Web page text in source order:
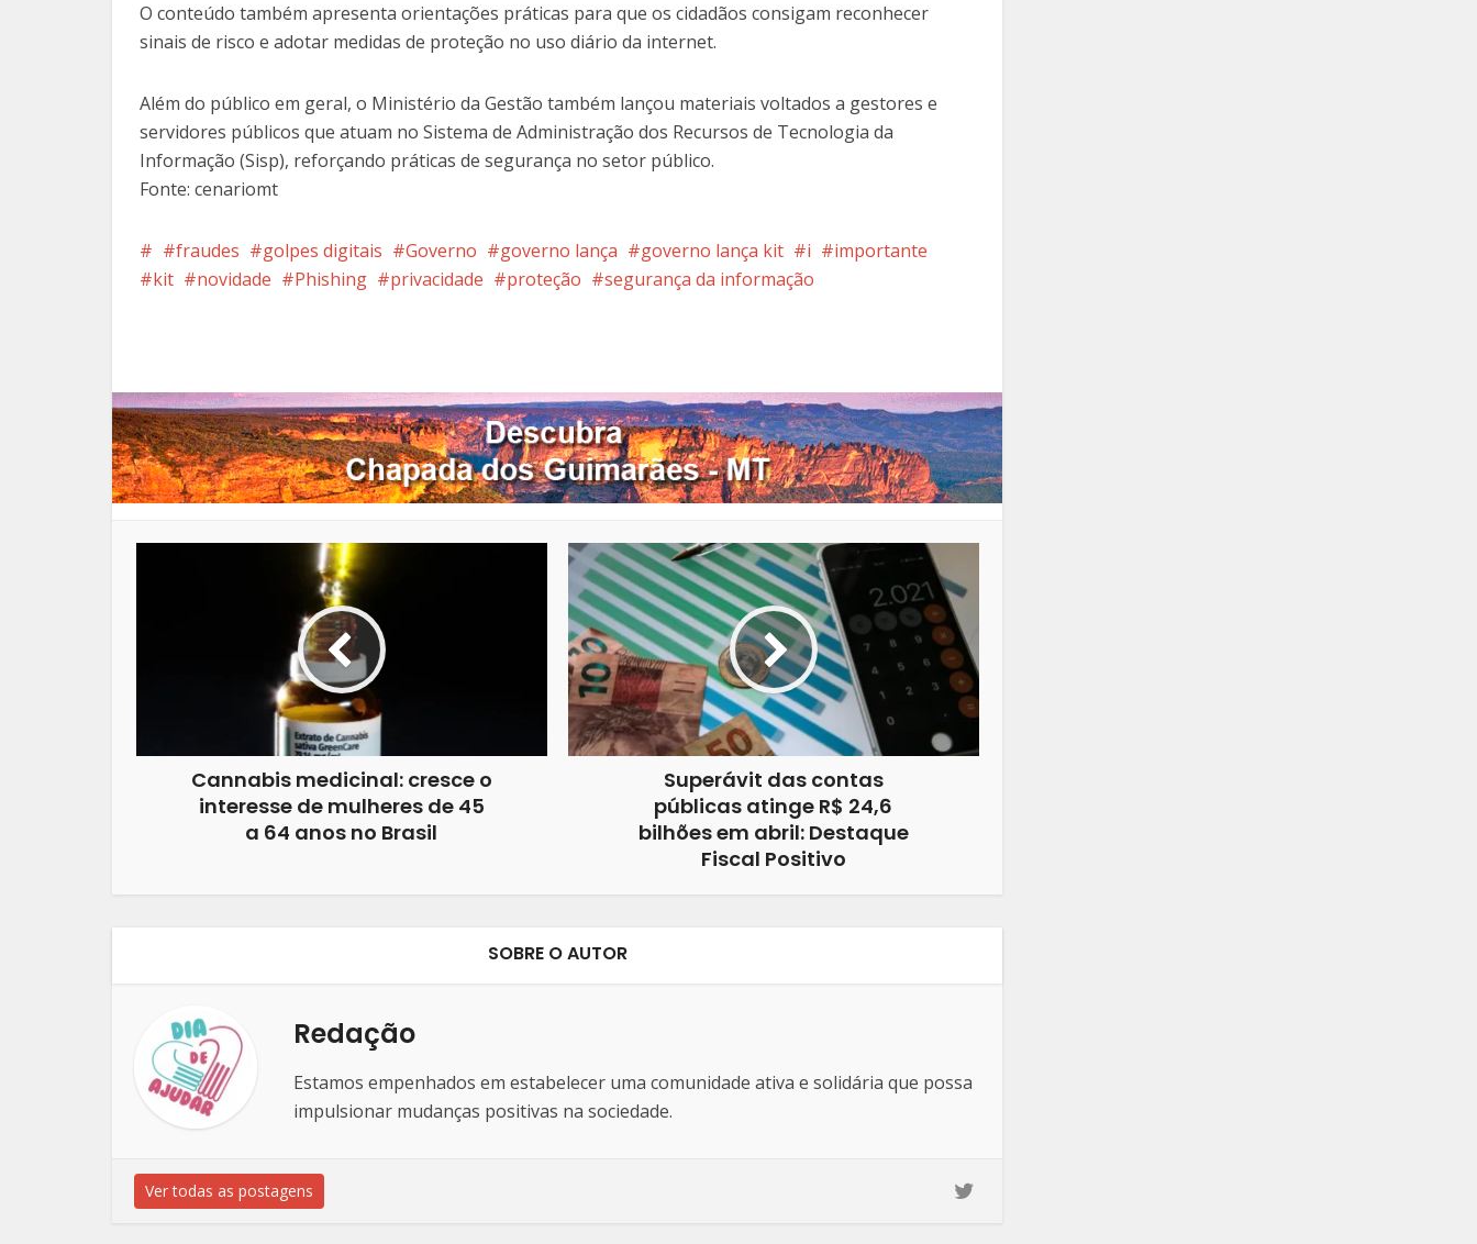
O conteúdo também apresenta orientações práticas para que os cidadãos consigam reconhecer
sinais de risco e adotar medidas de proteção no uso diário da internet.
Além do público em geral, o Ministério da Gestão também lançou materiais voltados a gestores e
servidores públicos que atuam no Sistema de Administração dos Recursos de Tecnologia da
Informação (Sisp), reforçando práticas de segurança no setor público.
Fonte: cenariomt
fraudes golpes digitais Governo governo lança governo lança kit i
importante
kit
novidade Phishing privacidade proteção segurança da informação
Cannabis medicinal: cresce o
interesse de mulheres de 45
a 64 anos no Brasil
Superávit das contas
públicas atinge R$ 24,6
bilhões em abril: Destaque
Fiscal Positivo
SOBRE O AUTOR
Redação
Estamos empenhados em estabelecer uma comunidade ativa e solidária que possa
impulsionar mudanças positivas na sociedade.
Ver todas as postagens